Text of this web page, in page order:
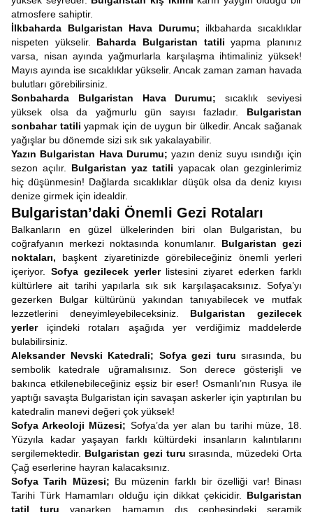
atmosfere sahiptir.
İlkbaharda Bulgaristan Hava Durumu; ilkbaharda sıcaklıklar
nispeten yükselir. Baharda Bulgaristan tatiliyapma planınız
varsa, nisan ayında yağmurlarla karşılaşma ihtimaliniz yüksek!
Mayıs ayında ise sıcaklıklar yükselir. Ancak zaman zaman havada
bulutları görebilirsiniz.
Sonbaharda Bulgaristan Hava Durumu;sıcaklık seviyesi
yüksek olsa da yağmurlu gün sayısı fazladır. Bulgaristan
sonbahar tatiliyapmak için de uygun bir ülkedir. Ancak sağanak
yağışlar bu dönemde sizi sık sık yakalayabilir.
Yazın Bulgaristan Hava Durumu; yazın deniz suyu ısındığı için
sezon açılır. Bulgaristan yaz tatili yapacak olan gezginlerimiz
hiç düşünmesin! Dağlarda sıcaklıklar düşük olsa da deniz kıyısı
denize girmek için idealdir.
Bulgaristan’daki Önemli Gezi Rotaları
Balkanların en güzel ülkelerinden biri olan Bulgaristan, bu
coğrafyanın merkezi noktasında konumlanır. Bulgaristan gezi
noktaları, başkent ziyaretinizde görebileceğiniz önemli yerleri
içeriyor. Sofya gezilecek yerler listesini ziyaret ederken farklı
kültürlere ait tarihi yapılarla sık sık karşılaşacaksınız. Sofya’yı
gezerken Bulgar kültürünü yakından tanıyabilecek ve mutfak
lezzetlerini deneyimleyebileceksiniz. Bulgaristan gezilecek
yerler içindeki rotaları aşağıda yer verdiğimiz maddelerde
bulabilirsiniz.
Aleksander Nevski Katedrali; Sofya gezi turusırasında, bu
sembolik katedrale uğramalısınız. Son derece gösterişli ve
bakınca etkilenebileceğiniz eşsiz bir eser! Osmanlı’nın Rusya ile
yaptığı savaşta Bulgaristan için savaşan askerler için yaptırılan bu
katedralin manevi değeri çok yüksek!
Sofya Arkeoloji Müzesi; Sofya’da yer alan bu tarihi müze, 18.
Yüzyıla kadar yaşayan farklı kültürdeki insanların kalıntılarını
sergilemektedir. Bulgaristan gezi turusırasında, müzedeki Orta
Çağ eserlerine hayran kalacaksınız.
Sofya Tarih Müzesi; Bu müzenin farklı bir özelliği var! Binası
Tarihi Türk Hamamları olduğu için dikkat çekicidir. Bulgaristan
tatil turuyaparken hamamın dış cephesindeki seramik